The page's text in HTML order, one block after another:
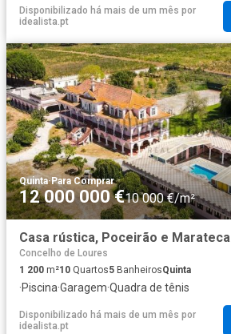
Disponibilizado há mais de um mês por
idealista.pt
Quinta·Para Comprar
12 000 000 €10 000 €/m²
Casa rústica, Poceirão e Marateca
Concelho de Loures
1 200 m²10 Quartos5 BanheirosQuinta
·Piscina·Garagem·Quadra de tênis
Disponibilizado há mais de um mês por
idealista.pt